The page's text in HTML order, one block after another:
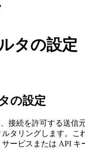
タの設定
の設定
、接続を許可する送
タリングします。こ
ービスまたは API キ